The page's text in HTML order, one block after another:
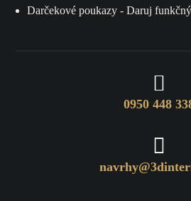
Darčekové poukazy - Daruj

0950 448
